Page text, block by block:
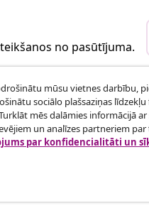
no pasūtījuma.
Biedru
Sadarbība
mūsu vietnes darbību,
sociālo plašsaziņas līdzekļu
mēs dalāmies informācijā ar
un analīzes partneriem par
par konfidencialitāti un